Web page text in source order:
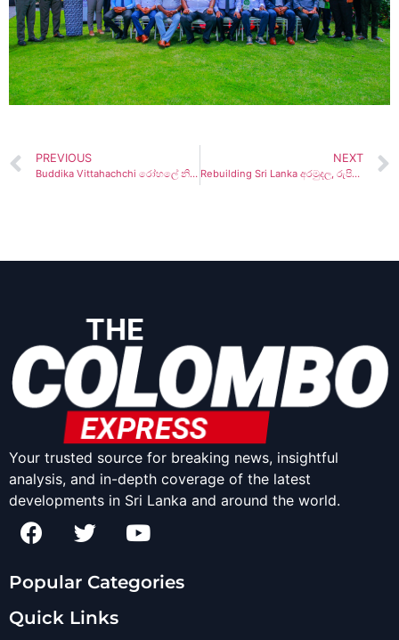
PREVIOUS
Buddika Vittahachchi රෝහලේ නිර්මාතෘ ආචාර්යශ්‍රීමත් බී.එස්.ආර්.කේ. විට්ටහච්චි චීන කටු චිකිත්සාව පිළිබඳ ආචාර්ය උපාධිය සහ අන්තර්ජාතික ඇගැයීම් රැසක් ලබයි
NEXT
Rebuilding Sri Lanka අරමුදල, රුපියල් මිලියන 3,500 ඉක්මවයි !
Your trusted source for breaking news, insightful
analysis, and in-depth coverage of the latest
developments in Sri Lanka and around the world.
Popular Categories
Quick Links